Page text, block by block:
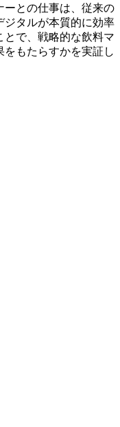
ーとの仕事は、従来の
ジタルが本質的に効率
とで、戦略的な飲料マ
もたらすかを実証し